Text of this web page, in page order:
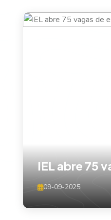
IEL abre 75
09-09-2025